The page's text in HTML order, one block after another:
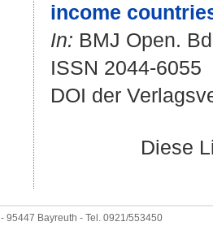
income
In: BMJ Open.
ISSN 2044-6055
DOI der
Diese
- 95447 Bayreuth - Tel. 0921/553450